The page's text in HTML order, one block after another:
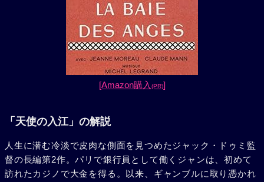
[Amazon購入 (PR)]
「天使の入江」の解説
人生に潜む冷淡で皮肉な側面を見つめたジャック・ドゥミ監
督の長編第2作。パリで銀行員として働くジャンは、初めて
訪れたカジノで大金を得る。以来、ギャンブルに取り憑かれ